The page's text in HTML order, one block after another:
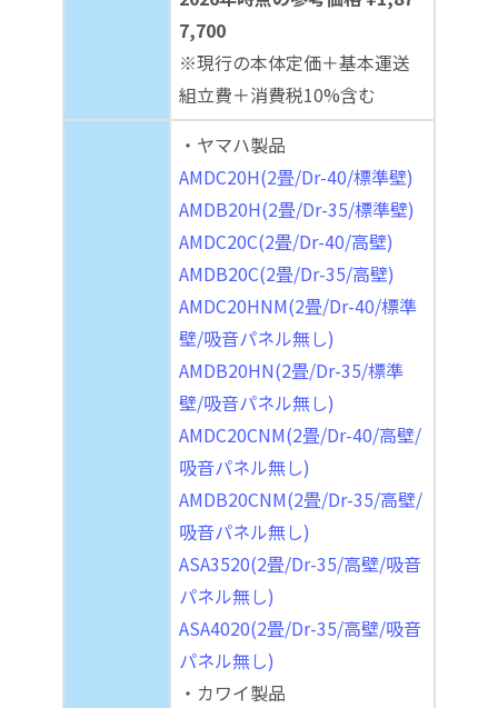
7,700
※現行の本体定価＋基本運送
組立費＋消費税10%含む
・ヤマハ製品
AMDC20H(2畳/Dr-40/標準壁)
AMDB20H(2畳/Dr-35/標準壁)
AMDC20C(2畳/Dr-40/高壁)
AMDB20C(2畳/Dr-35/高壁)
AMDC20HNM(2畳/Dr-40/標準
壁/吸音パネル無し)
AMDB20HN(2畳/Dr-35/標準
壁/吸音パネル無し)
AMDC20CNM(2畳/Dr-40/高壁/
吸音パネル無し)
AMDB20CNM(2畳/Dr-35/高壁/
吸音パネル無し)
ASA3520(2畳/Dr-35/高壁/吸音
パネル無し)
ASA4020(2畳/Dr-35/高壁/吸音
パネル無し)
・カワイ製品